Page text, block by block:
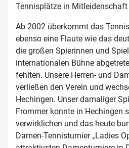
Tennisplätze in Mitleidenschaft
Ab 2002 überkommt das
ebenso eine Flaute wie das
die großen Spierinnen und
internationalen Bühne
fehlten. Unsere Herren- und
verließen den Verein und
Hechingen. Unser damaliger
Frommer konnte in Hechingen
verwirklichen und das heute
Damen-Tennisturnier „Ladies